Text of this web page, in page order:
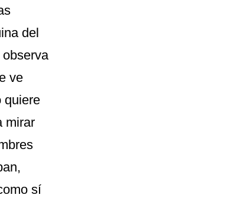
del
ve
quiere
mirar
sí